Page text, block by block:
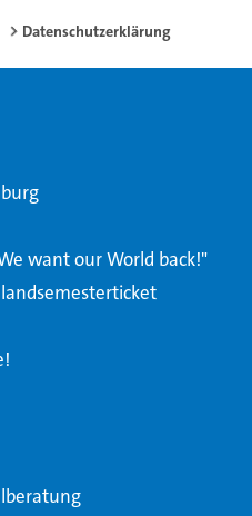
Datenschutzerklärung
want our World back!"